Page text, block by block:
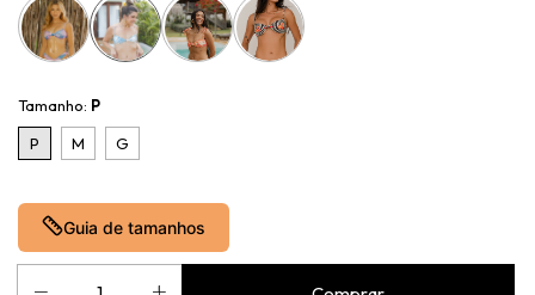
Tamanho: P
P
M G
Guia de tamanhos